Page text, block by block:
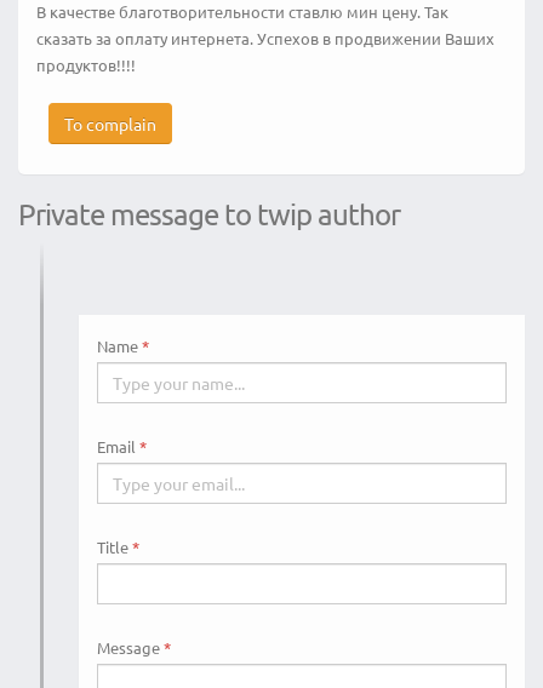
В качестве благотворительности ставлю мин цену. Так
сказать за оплату интернета. Успехов в продвижении Ваших
продуктов!!!!
To complain
Private message to twip author
Name
Email
Title
Message